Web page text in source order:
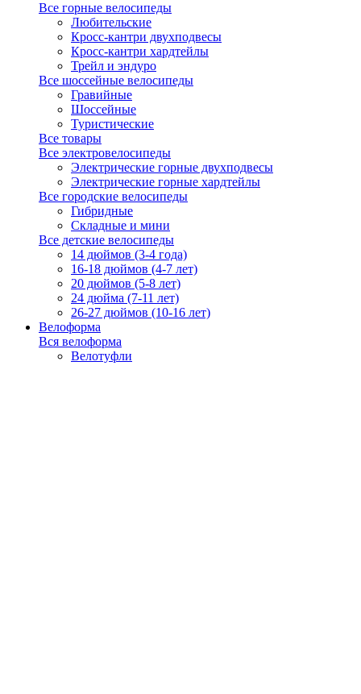
Все горные велосипеды
Любительские
Кросс-кантри двухподвесы
Кросс-кантри хардтейлы
Трейл и эндуро
Все шоссейные велосипеды
Гравийные
Шоссейные
Туристические
Все товары
Все электровелосипеды
Электрические горные двухподвесы
Электрические горные хардтейлы
Все городские велосипеды
Гибридные
Складные и мини
Все детские велосипеды
14 дюймов (3-4 года)
16-18 дюймов (4-7 лет)
20 дюймов (5-8 лет)
24 дюйма (7-11 лет)
26-27 дюймов (10-16 лет)
Велоформа
Вся велоформа
Велотуфли